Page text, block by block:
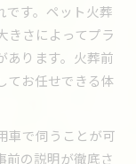
です。ペット火葬
きさによってプラ
あります。火葬前
てお任せできる体
車で伺うことが可
前の説明が徹底さ